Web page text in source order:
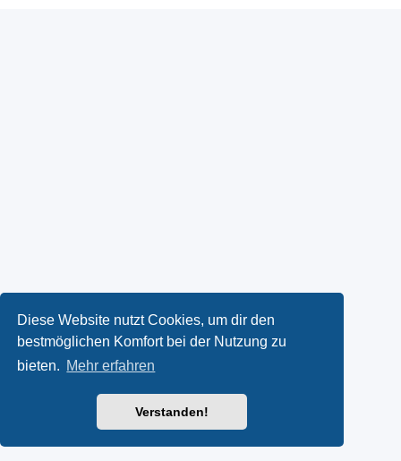
Diese Website nutzt Cookies, um dir den
bestmöglichen Komfort bei der Nutzung zu
bieten. Mehr erfahren
Verstanden!